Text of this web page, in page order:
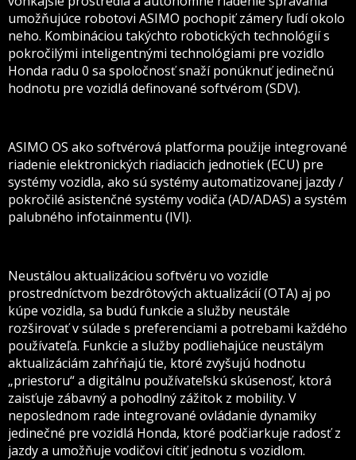
umožňujúce robotovi ASIMO pochopiť zámery ľudí okolo
neho. Kombináciou takýchto robotických technológií s
pokročilými inteligentnými technológiami pre vozidlo
Honda radu 0 sa spoločnosť snaží ponúknuť jedinečnú
hodnotu pre vozidlá definované softvérom (SDV).
ASIMO OS ako softvérová platforma použije integrované
riadenie elektronických riadiacich jednotiek (ECU) pre
systémy vozidla, ako sú systémy automatizovanej jazdy /
pokročilé asistenčné systémy vodiča (AD/ADAS) a systém
palubného infotainmentu (IVI).
Neustálou aktualizáciou softvéru vo vozidle
prostredníctvom bezdrôtových aktualizácií (OTA) aj po
kúpe vozidla, sa budú funkcie a služby neustále
rozširovať v súlade s preferenciami a potrebami každého
používateľa. Funkcie a služby podliehajúce neustálym
aktualizáciám zahŕňajú tie, ktoré zvyšujú hodnotu
„priestoru“ a digitálnu používateľskú skúsenosť, ktorá
zaisťuje zábavný a pohodlný zážitok z mobility. V
neposlednom rade integrované ovládanie dynamiky
jedinečné pre vozidlá Honda, ktoré podčiarkuje radosť z
jazdy a umožňuje vodičovi cítiť jednotu s vozidlom.